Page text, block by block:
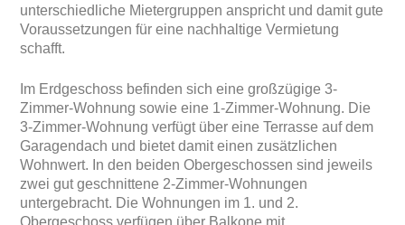
unterschiedliche Mietergruppen anspricht und damit gute
Voraussetzungen für eine nachhaltige Vermietung
schafft.
Im Erdgeschoss befinden sich eine großzügige 3-
Zimmer-Wohnung sowie eine 1-Zimmer-Wohnung. Die
3-Zimmer-Wohnung verfügt über eine Terrasse auf dem
Garagendach und bietet damit einen zusätzlichen
Wohnwert. In den beiden Obergeschossen sind jeweils
zwei gut geschnittene 2-Zimmer-Wohnungen
untergebracht. Die Wohnungen im 1. und 2.
Obergeschoss verfügen über Balkone mit